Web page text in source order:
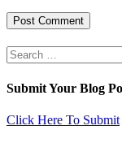
Search
for:
Submit Your Blog
Click Here To Submit